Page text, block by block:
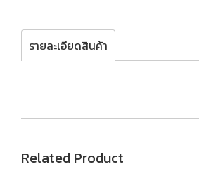
รายละเอียดสินค้า
Related Product